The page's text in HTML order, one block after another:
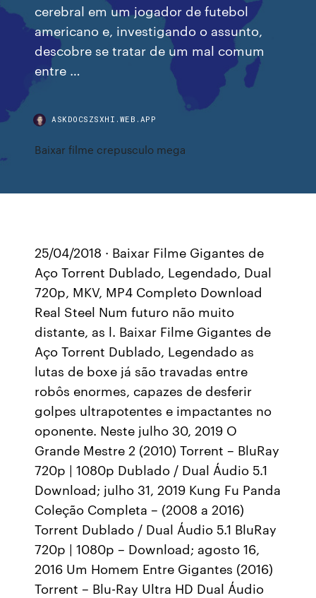
cerebral em um jogador de futebol
americano e, investigando o assunto,
descobre se tratar de um mal comum
entre …
ASKDOCSZSXHI.WEB.APP
Baixar filme crepusculo mega
25/04/2018 · Baixar Filme Gigantes de
Aço Torrent Dublado, Legendado, Dual
720p, MKV, MP4 Completo Download
Real Steel Num futuro não muito
distante, as l. Baixar Filme Gigantes de
Aço Torrent Dublado, Legendado as
lutas de boxe já são travadas entre
robôs enormes, capazes de desferir
golpes ultrapotentes e impactantes no
oponente. Neste julho 30, 2019 O
Grande Mestre 2 (2010) Torrent – BluRay
720p | 1080p Dublado / Dual Áudio 5.1
Download; julho 31, 2019 Kung Fu Panda
Coleção Completa – (2008 a 2016)
Torrent Dublado / Dual Áudio 5.1 BluRay
720p | 1080p – Download; agosto 16,
2016 Um Homem Entre Gigantes (2016)
Torrent – Blu-Ray Ultra HD Dual Áudio